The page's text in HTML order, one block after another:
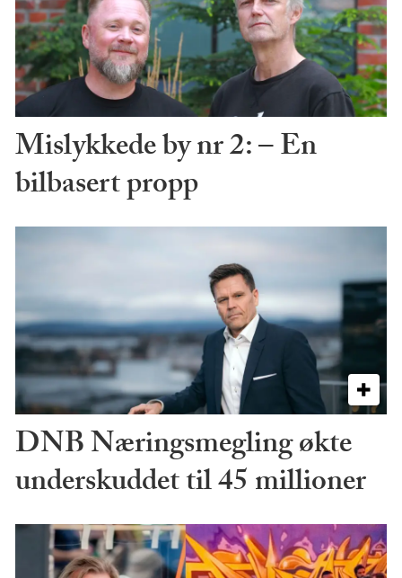
Mislykkede by nr 2: – En
bilbasert propp
DNB Næringsmegling økte
underskuddet til 45 millioner